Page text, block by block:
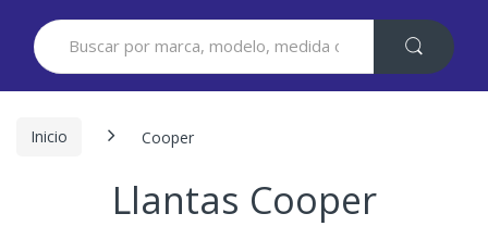
Search
for:
Inicio Cooper
Llantas Cooper